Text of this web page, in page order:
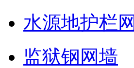
水源地护栏网
监狱钢网墙